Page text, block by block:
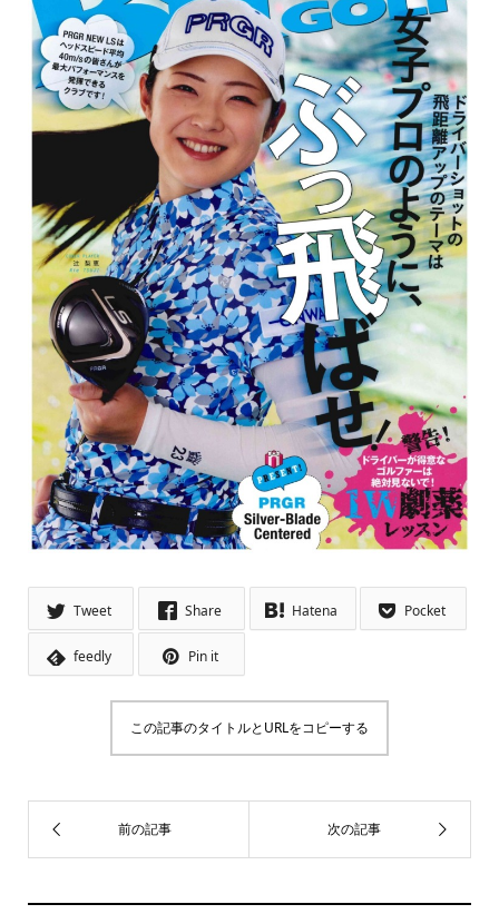
Tweet Share Hatena Pocket
feedly Pin it
この記事のタイトルとURLをコピーする